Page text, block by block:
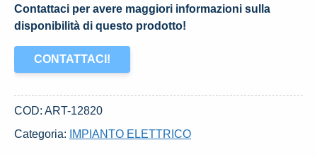
Contattaci per avere maggiori informazioni sulla
disponibilità di questo prodotto!
CONTATTACI!
COD: ART-12820
Categoria:
IMPIANTO ELETTRICO